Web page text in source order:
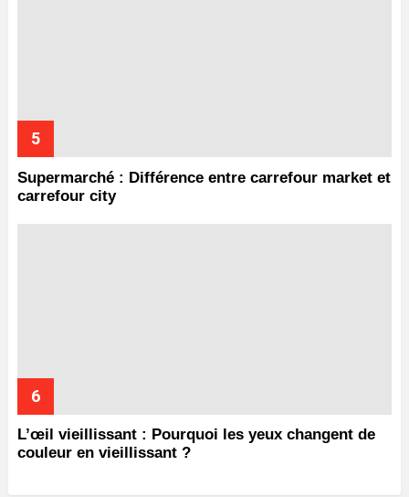
Supermarché : Différence entre carrefour market et
carrefour city
L’œil vieillissant : Pourquoi les yeux changent de
couleur en vieillissant ?